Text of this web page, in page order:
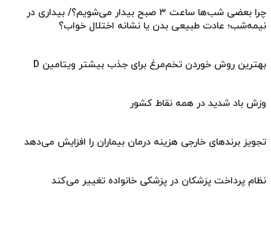
چرا بعضی شب‌ها ساعت ۳ صبح بیدار می‌شویم؟/ بیداری در
نیمه‌شب؛ عادت طبیعی بدن یا نشانه اختلال خواب؟
بهترین روش خوردن تخم‌مرغ برای جذب بیشتر ویتامین D
وزش باد شدید در همه نقاط کشور
تجویز برندهای خارجی هزینه درمان بیماران را افزایش می‌دهد
نظام پرداخت پزشکان در پزشکی خانواده تغییر می‌کند